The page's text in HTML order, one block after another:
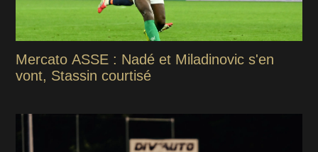
Mercato ASSE : Nadé et Miladinovic s'en
vont, Stassin courtisé